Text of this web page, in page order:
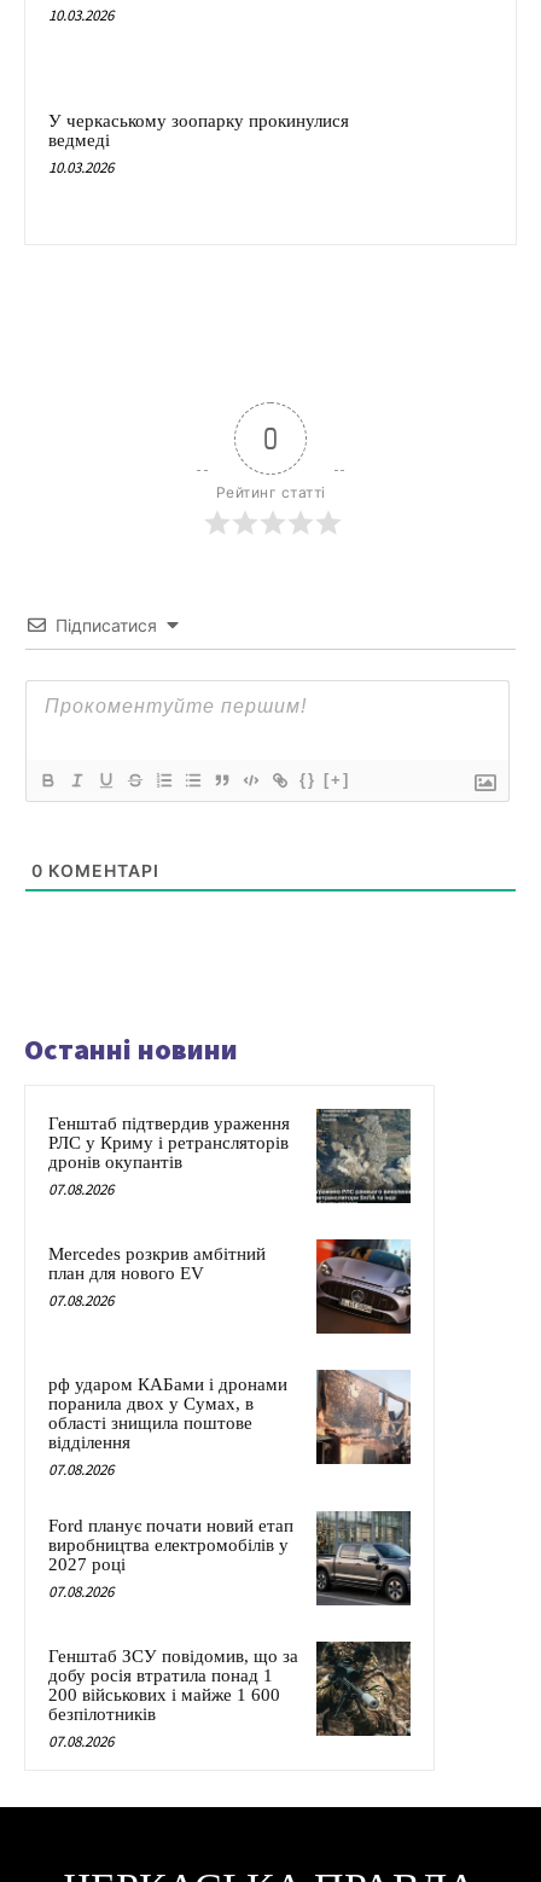
10.03.2026
У черкаському зоопарку прокинулися
ведмеді
10.03.2026
0
Рейтинг статті
Підписатися
{} [+]
0 КОМЕНТАРІ
Останні новини
Генштаб підтвердив ураження
РЛС у Криму і ретрансляторів
дронів окупантів
07.08.2026
Mercedes розкрив амбітний
план для нового EV
07.08.2026
рф ударом КАБами і дронами
поранила двох у Сумах, в
області знищила поштове
відділення
07.08.2026
Ford планує почати новий етап
виробництва електромобілів у
2027 році
07.08.2026
Генштаб ЗСУ повідомив, що за
добу росія втратила понад 1
200 військових і майже 1 600
безпілотників
07.08.2026